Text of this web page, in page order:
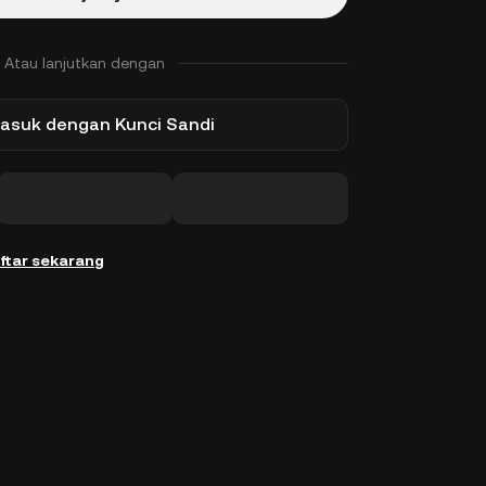
Atau lanjutkan dengan
dengan Kunci Sandi
sekarang